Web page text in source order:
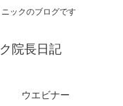
ックのブログです
院長日記
ウエビナー